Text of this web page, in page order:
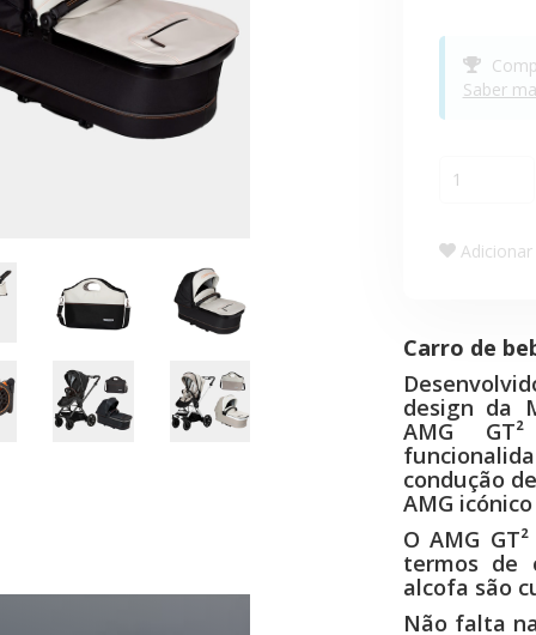
Saber
Adicionar
Carro de
design da
AMG
condução
AMG
O AMG
termos de
alcofa são
Não falta